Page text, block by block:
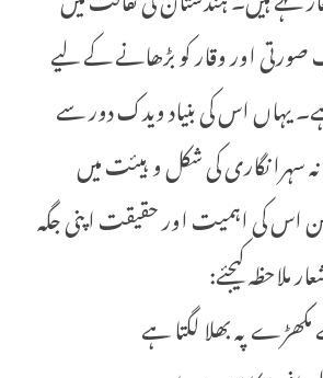
صورتی اور وقار کو بڑھانے کے لیے
یہاں اس کی بنیاد ویدک دور سے
سہرا نگاری کی شکل و ہیئت میں
اس کی اہمیت اور حقیقت اپنی جگہ
کیجئے:
پہ بھلا لگتا ہے